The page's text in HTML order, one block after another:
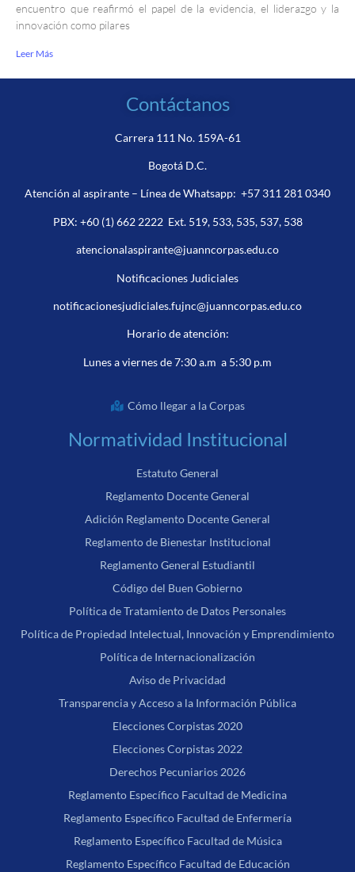
encuentro que reafirmó el papel de la evidencia, el liderazgo y la
innovación como pilares
Leer Más
Contáctanos
Carrera 111 No. 159A-61
Bogotá D.C.
Atención al aspirante – Línea de Whatsapp: +57 311 281 0340
PBX: +60 (1) 662 2222Ext. 519, 533, 535, 537, 538
atencionalaspirante@juanncorpas.edu.co
Notificaciones Judiciales
notificacionesjudiciales.fujnc@juanncorpas.edu.co
Horario de atención:
Lunes a viernes de 7:30 a.m a 5:30 p.m
Cómo llegar a la Corpas
Normatividad Institucional
Estatuto General
Reglamento Docente General
Adición Reglamento Docente General
Reglamento de Bienestar Institucional
Reglamento General Estudiantil
Código del Buen Gobierno
Política de Tratamiento de Datos Personales
Política de Propiedad Intelectual, Innovación y Emprendimiento
Política de Internacionalización
Aviso de Privacidad
Transparencia y Acceso a la Información Pública
Elecciones Corpistas 2020
Elecciones Corpistas 2022
Derechos Pecuniarios 2026
Reglamento Específico Facultad de Medicina
Reglamento Específico Facultad de Enfermería
Reglamento Específico Facultad de Música
Reglamento Específico Facultad de Educación